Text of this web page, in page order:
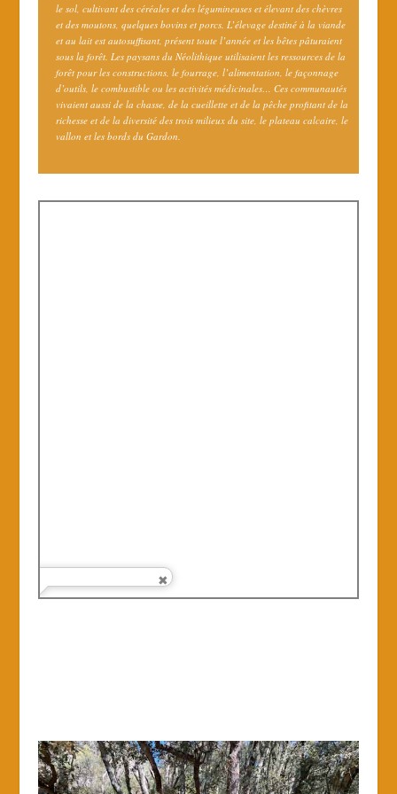
le sol, cultivant des céréales et des légumineuses et élevant des chèvres
et des moutons, quelques bovins et porcs. L’élevage destiné à la viande
et au lait est autosuffisant, présent toute l’année et les bêtes pâturaient
sous la forêt. Les paysans du Néolithique utilisaient les ressources de la
forêt pour les constructions, le fourrage, l’alimentation, le façonnage
d’outils, le combustible ou les activités médicinales… Ces communautés
vivaient aussi de la chasse, de la cueillette et de la pêche profitant de la
richesse et de la diversité des trois milieux du site, le plateau calcaire, le
vallon et les bords du Gardon.